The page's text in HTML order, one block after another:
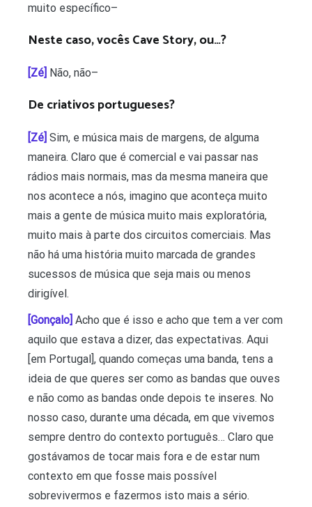
muito específico–
Neste caso, vocês Cave Story, ou…?
[Zé] Não, não–
De criativos portugueses?
[Zé] Sim, e música mais de margens, de alguma
maneira. Claro que é comercial e vai passar nas
rádios mais normais, mas da mesma maneira que
nos acontece a nós, imagino que aconteça muito
mais a gente de música muito mais exploratória,
muito mais à parte dos circuitos comerciais. Mas
não há uma história muito marcada de grandes
sucessos de música que seja mais ou menos
dirigível.
[Gonçalo] Acho que é isso e acho que tem a ver com
aquilo que estava a dizer, das expectativas. Aqui
[em Portugal], quando começas uma banda, tens a
ideia de que queres ser como as bandas que ouves
e não como as bandas onde depois te inseres. No
nosso caso, durante uma década, em que vivemos
sempre dentro do contexto português… Claro que
gostávamos de tocar mais fora e de estar num
contexto em que fosse mais possível
sobrevivermos e fazermos isto mais a sério.